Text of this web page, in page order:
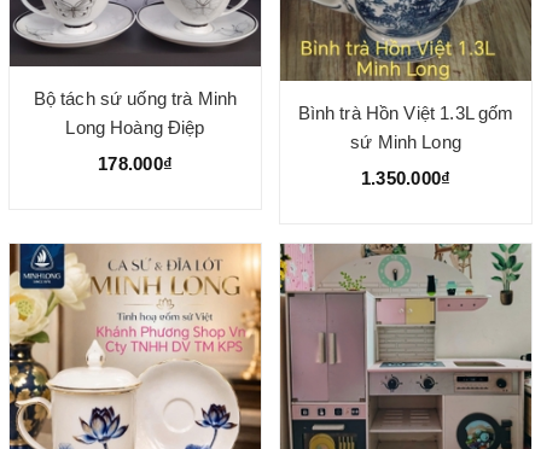
Bộ tách sứ uống trà Minh
Long Hoàng Điệp
178.000₫
Bình trà Hồn Việt 1.3L gốm
sứ Minh Long
1.350.000₫